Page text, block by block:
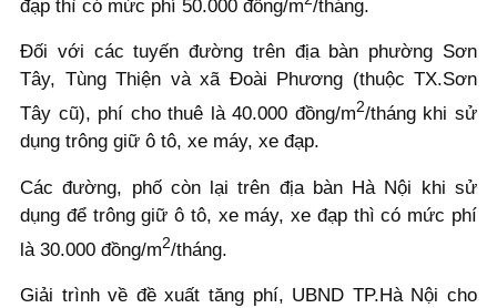
đạp thì có mức phí 50.000 đồng/m /tháng.
Đối với các tuyến đường trên địa bàn phường Sơn
Tây, Tùng Thiện và xã Đoài Phương (thuộc TX.Sơn
Tây cũ), phí cho thuê là 40.000 đồng/m2/tháng khi sử
dụng trông giữ ô tô, xe máy, xe đạp.
Các đường, phố còn lại trên địa bàn Hà Nội khi sử
dụng để trông giữ ô tô, xe máy, xe đạp thì có mức phí
là 30.000 đồng/m2/tháng.
Giải trình về đề xuất tăng phí, UBND TP.Hà Nội cho